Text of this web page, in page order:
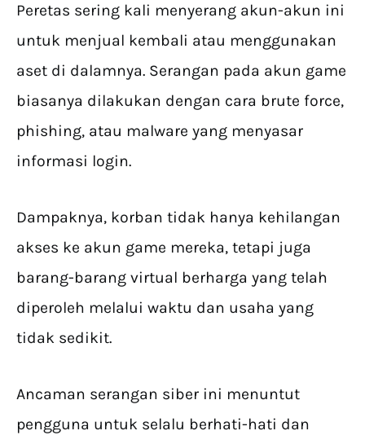
Peretas sering kali menyerang akun-akun ini
untuk menjual kembali atau menggunakan
aset di dalamnya. Serangan pada akun game
biasanya dilakukan dengan cara brute force,
phishing, atau malware yang menyasar
informasi login.
Dampaknya, korban tidak hanya kehilangan
akses ke akun game mereka, tetapi juga
barang-barang virtual berharga yang telah
diperoleh melalui waktu dan usaha yang
tidak sedikit.
Ancaman serangan siber ini menuntut
pengguna untuk selalu berhati-hati dan